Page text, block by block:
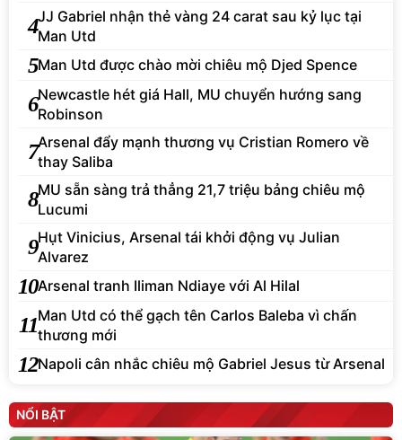
4JJ Gabriel nhận thẻ vàng 24 carat sau kỷ lục tại
Man Utd
5Man Utd được chào mời chiêu mộ Djed Spence
6Newcastle hét giá Hall, MU chuyển hướng sang
Robinson
7Arsenal đẩy mạnh thương vụ Cristian Romero về
thay Saliba
8MU sẵn sàng trả thẳng 21,7 triệu bảng chiêu mộ
Lucumi
9Hụt Vinicius, Arsenal tái khởi động vụ Julian
Alvarez
10Arsenal tranh Iliman Ndiaye với Al Hilal
11Man Utd có thể gạch tên Carlos Baleba vì chấn
thương mới
12Napoli cân nhắc chiêu mộ Gabriel Jesus từ Arsenal
NỔI BẬT